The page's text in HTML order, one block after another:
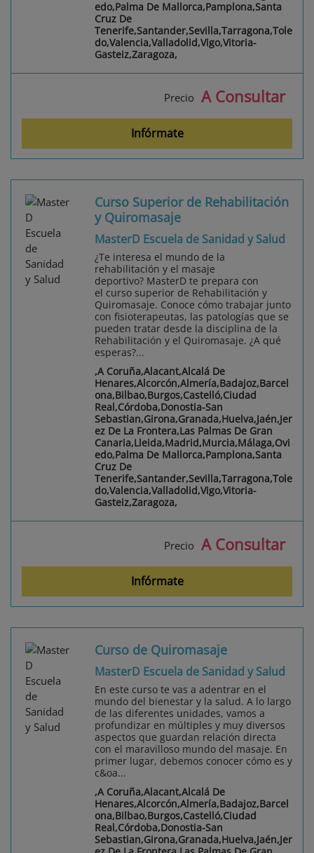
edo,Palma De Mallorca,Pamplona,Santa
Cruz De
Tenerife,Santander,Sevilla,Tarragona,Tole
do,Valencia,Valladolid,Vigo,Vitoria-
Gasteiz,Zaragoza,
Precio A Consultar
Infórmate
Curso Superior de Rehabilitación
y Quiromasaje
MasterD Escuela de Sanidad y Salud
¿Te interesa el mundo de la
rehabilitación y el masaje
deportivo? MasterD te prepara con
el curso superior de Rehabilitación y
Quiromasaje. Conoce cómo trabajar junto
con fisioterapeutas, las patologías que se
pueden tratar desde la disciplina de la
Rehabilitación y el Quiromasaje. ¿A qué
esperas?...
,A Coruña,Alacant,Alcalá De
Henares,Alcorcón,Almería,Badajoz,Barcel
ona,Bilbao,Burgos,Castelló,Ciudad
Real,Córdoba,Donostia-San
Sebastian,Girona,Granada,Huelva,Jaén,Jer
ez De La Frontera,Las Palmas De Gran
Canaria,Lleida,Madrid,Murcia,Málaga,Ovi
edo,Palma De Mallorca,Pamplona,Santa
Cruz De
Tenerife,Santander,Sevilla,Tarragona,Tole
do,Valencia,Valladolid,Vigo,Vitoria-
Gasteiz,Zaragoza,
Precio A Consultar
Infórmate
Curso de Quiromasaje
MasterD Escuela de Sanidad y Salud
En este curso te vas a adentrar en el
mundo del bienestar y la salud. A lo largo
de las diferentes unidades, vamos a
profundizar en múltiples y muy diversos
aspectos que guardan relación directa
con el maravilloso mundo del masaje. En
primer lugar, debemos conocer cómo es y
c&oa...
,A Coruña,Alacant,Alcalá De
Henares,Alcorcón,Almería,Badajoz,Barcel
ona,Bilbao,Burgos,Castelló,Ciudad
Real,Córdoba,Donostia-San
Sebastian,Girona,Granada,Huelva,Jaén,Jer